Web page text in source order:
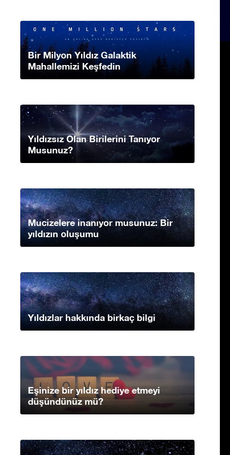
Bir Milyon Yıldız Galaktik
Mahallemizi Keşfedin
Yıldızsız Olan Birilerini Tanıyor
Musunuz?
Mucizelere inanıyor musunuz: Bir
yıldızın oluşumu
Yıldızlar hakkında birkaç bilgi
Eşinize bir yıldız hediye etmeyi
düşündünüz mü?